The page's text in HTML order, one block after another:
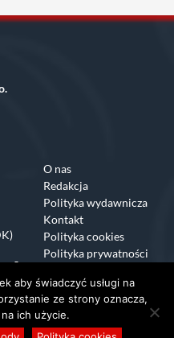
O nas
Redakcja
Polityka wydawnicza
Kontakt
Polityka cookies
Polityka prywatności
TikTok
All rights reserved
aby świadczyć usługi na
ze strony oznacza,
ich użycie.